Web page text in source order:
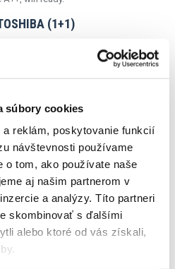
súbory cookies
a reklám, poskytovanie funkcií
návštevnosti používame
o tom, ako používate naše
aj našim partnerom v
a analýzy. Títo partneri
skombinovať s ďalšími
alebo ktoré od vás získali,
(1+1)
inštaláciou) – 1755 eur s DPH
s PURE FITLROM